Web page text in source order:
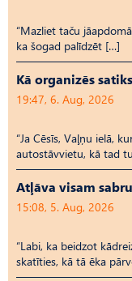
“Mazliet taču
ka šogad palīdzēt […]
Kā organizēs
19:47, 6. Aug, 2026
“Ja Cēsīs, Vaļņu ielā,
autostāvvietu, kā tad
Atļāva visam
15:08, 5. Aug, 2026
“Labi, ka beidzot
skatīties, kā tā ēka